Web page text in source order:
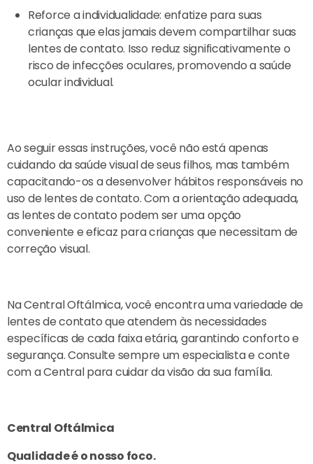
Reforce a individualidade: enfatize para suas
crianças que elas jamais devem compartilhar suas
lentes de contato. Isso reduz significativamente o
risco de infecções oculares, promovendo a saúde
ocular individual.
Ao seguir essas instruções, você não está apenas
cuidando da saúde visual de seus filhos, mas também
capacitando-os a desenvolver hábitos responsáveis no
uso de lentes de contato. Com a orientação adequada,
as lentes de contato podem ser uma opção
conveniente e eficaz para crianças que necessitam de
correção visual.
Na Central Oftálmica, você encontra uma variedade de
lentes de contato que atendem às necessidades
específicas de cada faixa etária, garantindo conforto e
segurança. Consulte sempre um especialista e conte
com a Central para cuidar da visão da sua família.
Central Oftálmica
Qualidade é o nosso foco.